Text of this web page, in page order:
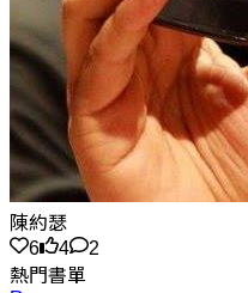
陳約瑟
6
4
2
熱門書單